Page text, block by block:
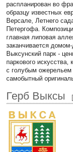
распланирован во
образцу известных
Версале, Летнего
Петергофа.
главная липовая
заканчивается
Выксунский парк -
паркового искусства,
с голубым ожерельем
самобытный
Герб Выксы [